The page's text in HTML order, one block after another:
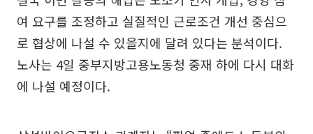
여 요구를 조정하고 실질적인 근로조건 개선 중심으
로 협상에 나설 수 있을지에 달려 있다는 분석이다.
노사는 4일 중부지방고용노동청 중재 하에 다시 대화
에 나설 예정이다.